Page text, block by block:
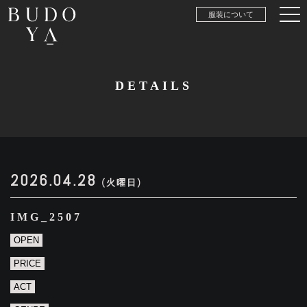
服装について
DETAILS
2026.04.28 (火曜日)
IMG_2507
OPEN
PRICE
ACT